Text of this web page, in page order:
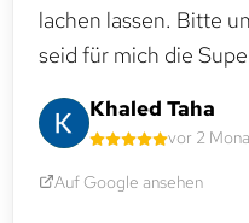
lachen lassen. Bitte
seid für mich die
Khaled Taha
vor 2
Auf Google ansehen